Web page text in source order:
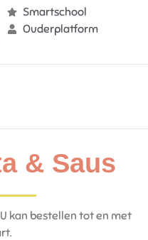
Smartschool
Ouderplatform
& Saus
kan bestellen tot en met